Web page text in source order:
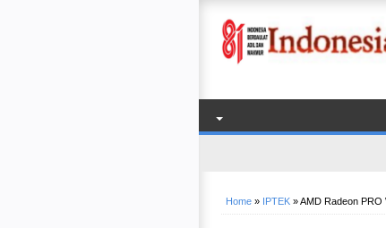
Home » IPTEK »AMD Radeon PRO